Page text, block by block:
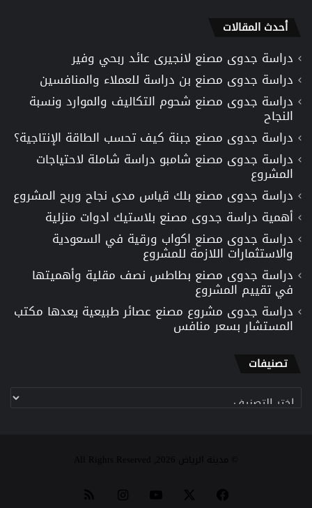
أحدث المقالات
دراسة جدوى مصنع لانجيرى عائد ربحي وفير
دراسة جدوى مصنع بن دراسة للعملاء والمنافسين
دراسة جدوى مصنع شحوم التكاليف والموارد ونسبة
النجاح
دراسة جدوى مصنع جبنة كيف تحسب الطاقة الإنتاجية؟
دراسة جدوى مصنع شامبو دراسة شاملة لاحتياجات
المشروع
دراسة جدوى مصنع بلك قياس مدى نجاح وربح المشروع
أهمية دراسة جدوى مصنع بلاستيك ادوات منزلية
دراسة جدوى مصنع اكواب ورقية في السعودية
والاستثمارات اللازمة للمشروع
دراسة جدوى مصنع بطاطس نصف مقلية وأهميتها
في تقييم المشروع
دراسة جدوى مشروع مصنع عصائر طبيعية يعدها مكتب
المستشار بسعر منافس
تصنيفات
تصنيفات
© مدينة الرياض 2026, All Rights Reserved
فيسبوك ‫YouTube انستقرام